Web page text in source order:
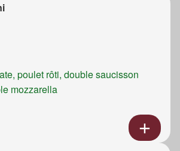
poulet rôti, double saucisson
mozzarella